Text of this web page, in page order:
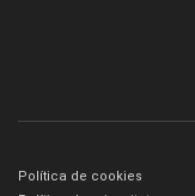
Política de cookies